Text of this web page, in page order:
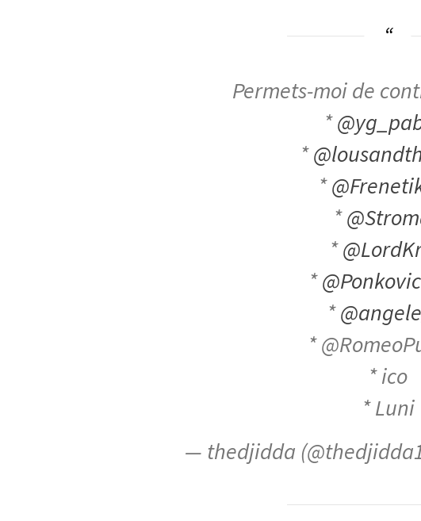
Permets-moi de
*
*
*
*
*
*
*
*
* ico
* Luni
— thedjidda